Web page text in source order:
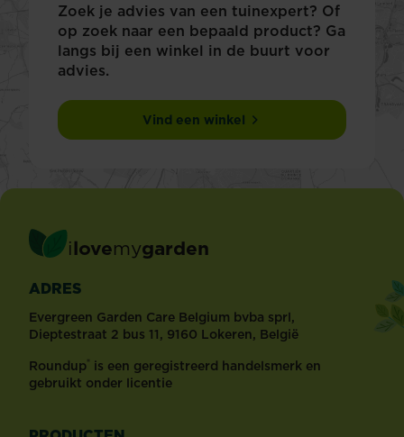
Zoek je advies van een tuinexpert? Of
op zoek naar een bepaald product? Ga
langs bij een winkel in de buurt voor
advies.
Vind een winkel
ilovemygarden
ADRES
Evergreen Garden Care Belgium bvba sprl,
Dieptestraat 2 bus 11, 9160 Lokeren, België
Roundup® is een geregistreerd handelsmerk en
gebruikt onder licentie